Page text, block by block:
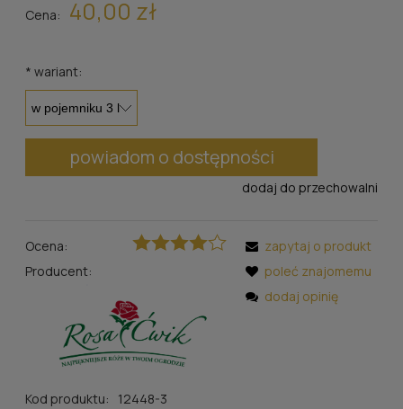
Cena: 40,00 zł
* wariant:
powiadom o dostępności
dodaj do przechowalni
Ocena:
Producent:
Kod produktu: 12448-3
zapytaj o produkt
poleć znajomemu
dodaj opinię